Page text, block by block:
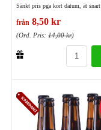
Sänkt pris pga kort datum, ät snart
från 8,50 kr
(Ord. Pris: 14,00 kr)